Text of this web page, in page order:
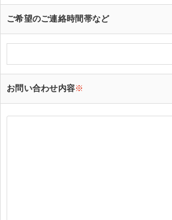
ご希望のご連絡時間帯など
お問い合わせ内容※